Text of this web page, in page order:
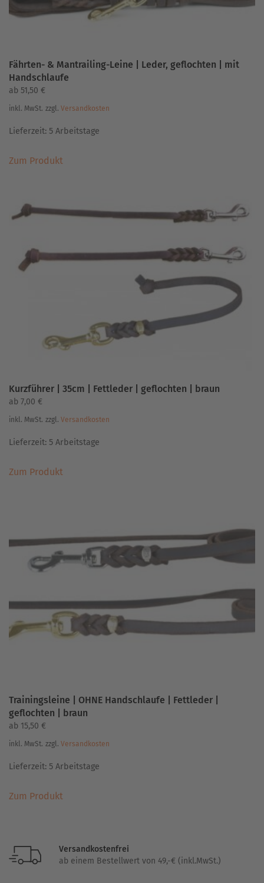
werden
Fährten- & Mantrailing-Leine | Leder, geflochten | mit
Handschlaufe
ab 51,50 €
inkl. MwSt. zzgl. Versandkosten
Lieferzeit: 5 Arbeitstage
Zum ProduktProdukt
auf.
können
werden
Kurzführer | 35cm | Fettleder | geflochten | braun
ab 7,00 €
inkl. MwSt. zzgl. Versandkosten
Lieferzeit: 5 Arbeitstage
Zum ProduktProdukt
Die
Optionen
der
Produktseite
gewählt
Trainingsleine | OHNE Handschlaufe | Fettleder |
geflochten | braun
ab 15,50 €
inkl. MwSt. zzgl. Versandkosten
Lieferzeit: 5 Arbeitstage
Zum ProduktProdukt
auf.
Versandkostenfrei
ab einem Bestellwert von 49,-€ (inkl.MwSt.)